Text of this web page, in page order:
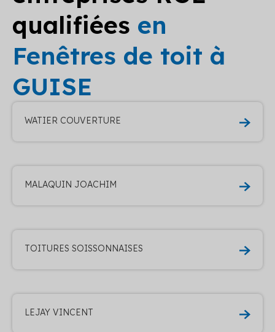
qualifiées en
Fenêtres de toit à
GUISE
WATIER COUVERTURE
MALAQUIN JOACHIM
TOITURES SOISSONNAISES
LEJAY VINCENT